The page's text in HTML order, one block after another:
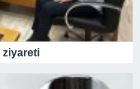
ziyareti